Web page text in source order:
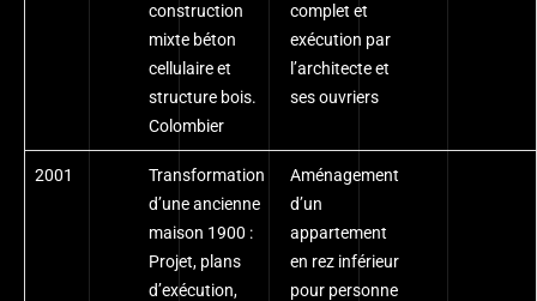
construction
mixte béton
cellulaire et
structure bois.
Colombier
complet et
exécution par
l’architecte et
ses ouvriers
2001
Transformation
d’une ancienne
maison 1900 :
Projet, plans
d’exécution,
Aménagement
d’un
appartement
en rez inférieur
pour personne